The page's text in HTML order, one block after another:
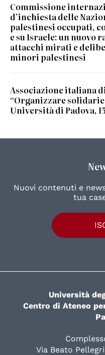
Commissione
d’inchiesta delle
palestinesi occupati,
e su Israele: un nuovo
attacchi mirati e
minori palestinesi
Associazione italiana
“Organizzare
Università di Padova,
Nuovi contenuti e
tua
Università
Centro di Ateneo
Via Beato